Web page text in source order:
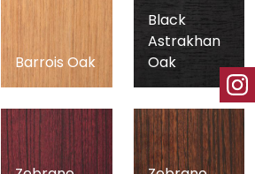
Barrois Oak
Black
Astrakhan
Oak